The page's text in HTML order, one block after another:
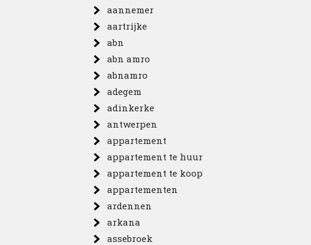
aannemer
aartrijke
abn
abn amro
abnamro
adegem
adinkerke
antwerpen
appartement
appartement te huur
appartement te koop
appartementen
ardennen
arkana
assebroek